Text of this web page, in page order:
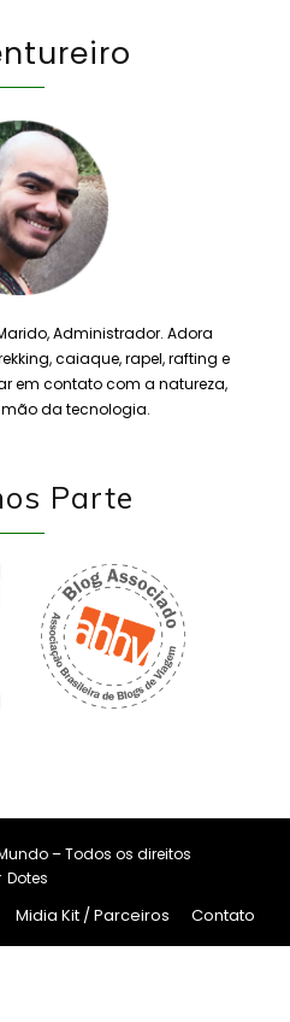
Administrador. Adora
caiaque, rapel, rafting e
em contato com a natureza,
da tecnologia.
Parte
– Todos os direitos
Dotes
Midia Kit / Parceiros Contato